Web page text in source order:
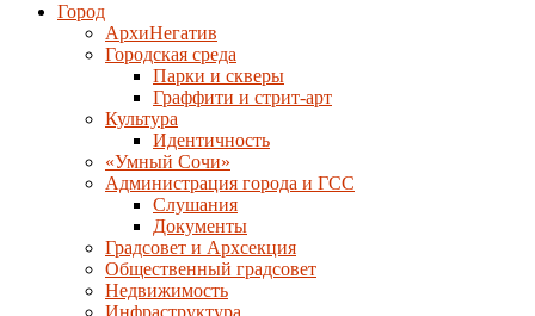
Город
АрхиНегатив
Городская среда
Парки и скверы
Граффити и стрит-арт
Культура
Идентичность
«Умный Сочи»
Администрация города и ГСС
Слушания
Документы
Градсовет и Архсекция
Общественный градсовет
Недвижимость
Инфраструктура